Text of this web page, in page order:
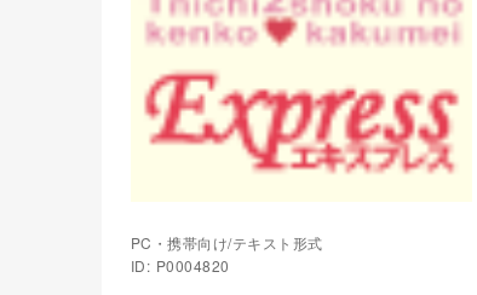
PC・携帯向け/テキスト形式
ID: P0004820